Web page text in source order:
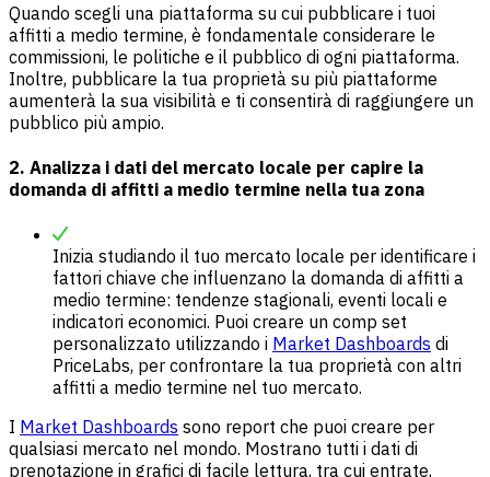
Quando scegli una piattaforma su cui pubblicare i tuoi
affitti a medio termine, è fondamentale considerare le
commissioni, le politiche e il pubblico di ogni piattaforma.
Inoltre, pubblicare la tua proprietà su più piattaforme
aumenterà la sua visibilità e ti consentirà di raggiungere un
pubblico più ampio.
2. Analizza i dati del mercato locale per capire la
domanda di affitti a medio termine nella tua zona
Inizia studiando il tuo mercato locale per identificare i
fattori chiave che influenzano la domanda di affitti a
medio termine: tendenze stagionali, eventi locali e
indicatori economici. Puoi creare un comp set
personalizzato utilizzando i Market Dashboards di
PriceLabs, per confrontare la tua proprietà con altri
affitti a medio termine nel tuo mercato.
I Market Dashboards sono report che puoi creare per
qualsiasi mercato nel mondo. Mostrano tutti i dati di
prenotazione in grafici di facile lettura, tra cui entrate,